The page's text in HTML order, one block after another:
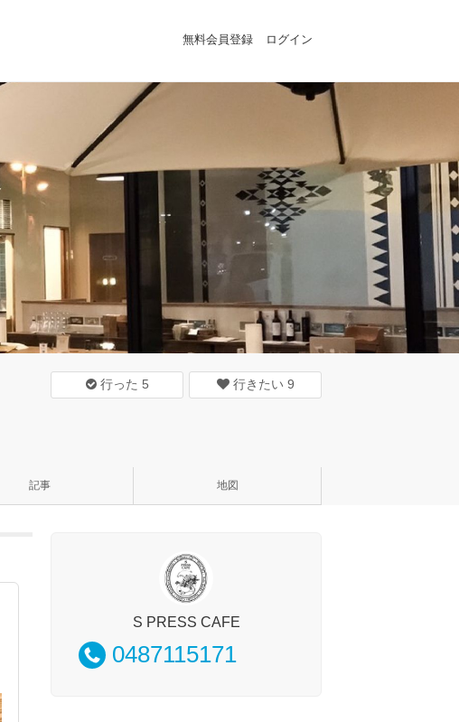
無料会員登録 ログイン
行った 5 行きたい 9
記事 地図
S PRESS CAFE
0487115171